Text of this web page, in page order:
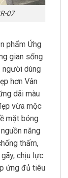
07
phẩm Ứng
gian sống
người dùng
hơn Vân
dãi màu
vừa mộc
mặt bóng
năng
thấm,
chịu lực
ứng đủ tiêu